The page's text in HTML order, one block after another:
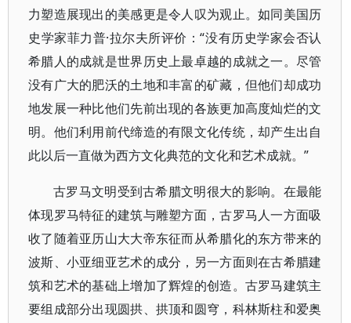
力塑造展现出的美感更是令人叹为观止。如同美国历
史学家菲力普·拉尔夫所评价：“没有历史学家会否认
希腊人的成就是世界历史上最卓越的成就之一。尽管
没有广大的肥沃的土地和丰富的矿藏，但他们却成功
地发展一种比他们先前出现的各族更加高度灿烂的文
明。他们利用前代缔造的有限文化传统，却产生出自
此以后一直做为西方文化典范的文化和艺术成就。”
古罗马文明受到古希腊文明很大的影响。在最能
体现罗马特征的建筑与雕塑方面，古罗马人一方面吸
收了随着亚历山大大帝东征而从希腊化的东方带来的
波斯、小亚细亚艺术的成分，另一方面则在古希腊建
筑和艺术的基础上增加了辉煌的创造。古罗马建筑主
要组成部分出现圆拱、拱顶和圆穹，科林斯柱和爱奥